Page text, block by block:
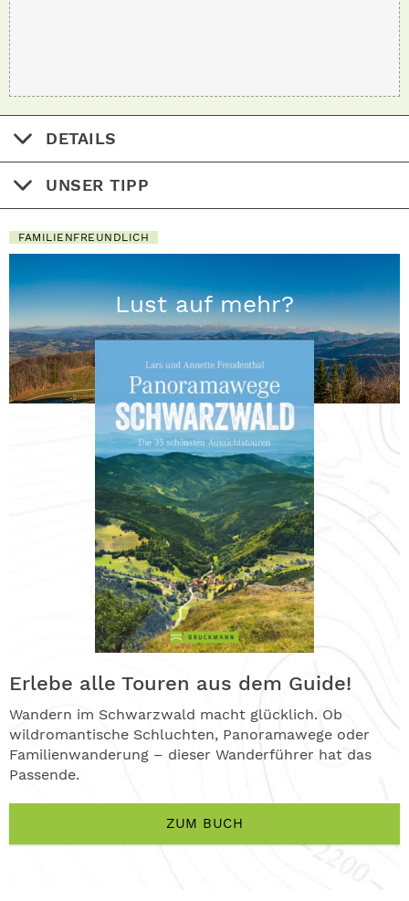
DETAILS
UNSER TIPP
FAMILIENFREUNDLICH
Lust auf mehr?
Erlebe alle Touren aus dem Guide!
Wandern im Schwarzwald macht glücklich. Ob
wildromantische Schluchten, Panoramawege oder
Familienwanderung – dieser Wanderführer hat das
Passende.
ZUM BUCH